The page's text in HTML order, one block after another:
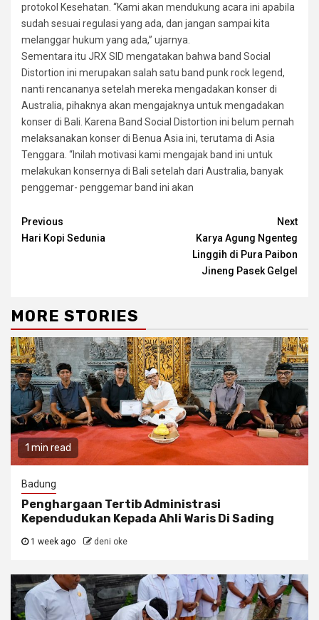
protokol Kesehatan. “Kami akan mendukung acara ini apabila
sudah sesuai regulasi yang ada, dan jangan sampai kita
melanggar hukum yang ada,” ujarnya.
Sementara itu JRX SID mengatakan bahwa band Social
Distortion ini merupakan salah satu band punk rock legend,
nanti rencananya setelah mereka mengadakan konser di
Australia, pihaknya akan mengajaknya untuk mengadakan
konser di Bali. Karena Band Social Distortion ini belum pernah
melaksanakan konser di Benua Asia ini, terutama di Asia
Tenggara. “Inilah motivasi kami mengajak band ini untuk
melakukan konsernya di Bali setelah dari Australia, banyak
penggemar- penggemar band ini akan
Continue
Reading
Previous
Hari Kopi Sedunia
Next
Karya Agung Ngenteg
Linggih di Pura Paibon
Jineng Pasek Gelgel
MORE STORIES
1 min read
Badung
Penghargaan Tertib Administrasi
Kependudukan Kepada Ahli Waris Di Sading
1 week ago deni oke